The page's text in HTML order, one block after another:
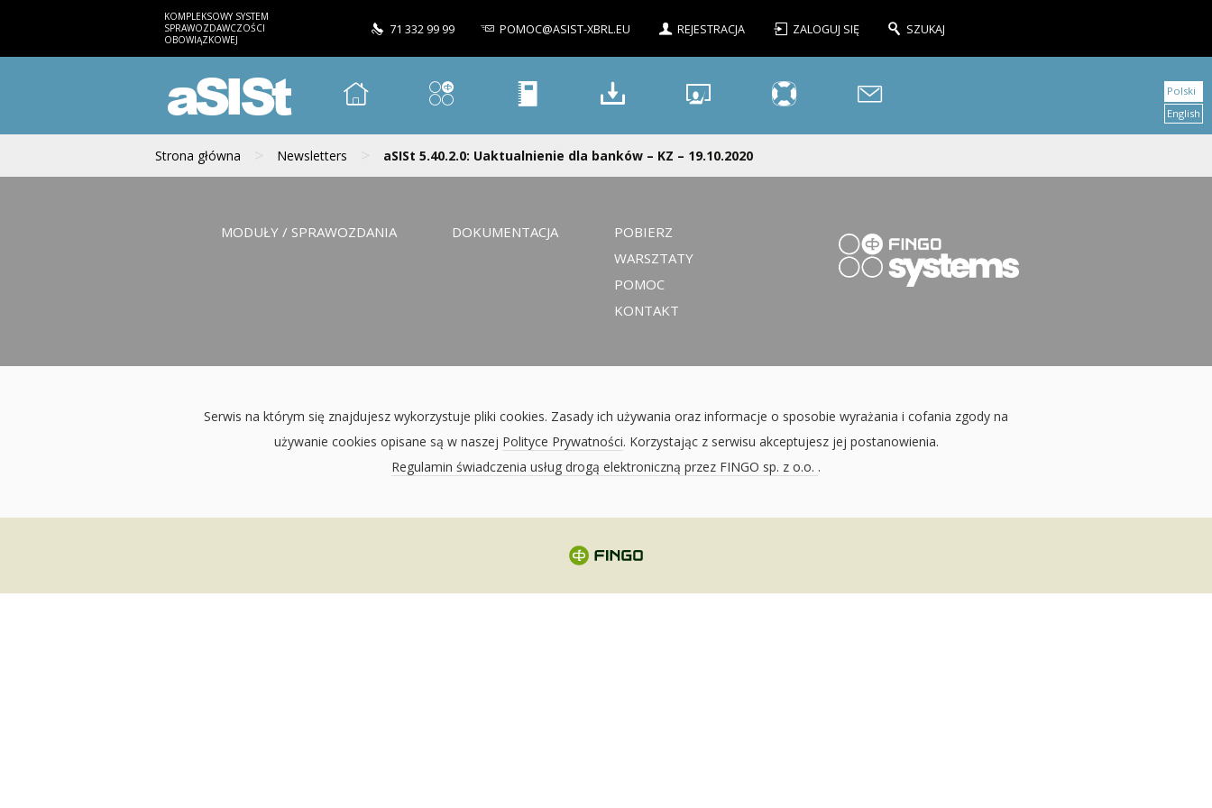
KOMPLEKSOWY SYSTEM
SPRAWOZDAWCZOŚCI
OBOWIĄZKOWEJ
71 332 99 99 POMOC@ASIST-XBRL.EU REJESTRACJA ZALOGUJ SIĘ SZUKAJ
aSISt
Strona główna > Newsletters > aSISt 5.40.2.0: Uaktualnienie dla banków – KZ – 19.10.2020
Polski
English
MODUŁY / SPRAWOZDANIA DOKUMENTACJA
POBIERZ
WARSZTATY
POMOC
KONTAKT
Serwis na którym się znajdujesz wykorzystuje pliki cookies. Zasady ich używania oraz informacje o sposobie wyrażania i cofania zgody na
używanie cookies opisane są w naszej Polityce Prywatności. Korzystając z serwisu akceptujesz jej postanowienia.
Regulamin świadczenia usług drogą elektroniczną przez FINGO sp. z o.o. .